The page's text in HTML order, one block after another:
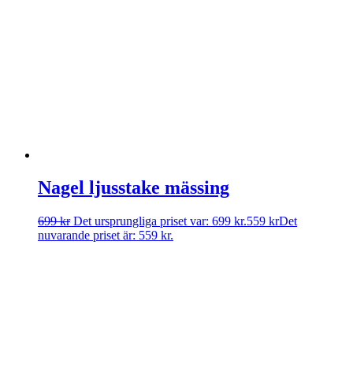
Nagel ljusstake mässing
699kr Det ursprungliga priset var: 699 kr.559 krDet
nuvarande priset är: 559 kr.